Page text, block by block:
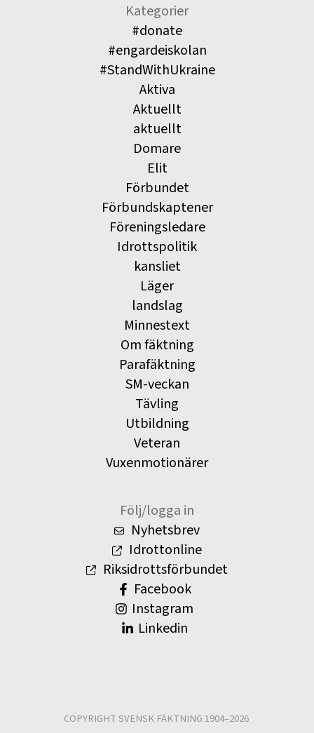
Kategorier
#donate
#engardeiskolan
#StandWithUkraine
Aktiva
Aktuellt
aktuellt
Domare
Elit
Förbundet
Förbundskaptener
Föreningsledare
Idrottspolitik
kansliet
Läger
landslag
Minnestext
Om fäktning
Parafäktning
SM-veckan
Tävling
Utbildning
Veteran
Vuxenmotionärer
Följ/logga in
Nyhetsbrev
Idrottonline
Riksidrottsförbundet
Facebook
Instagram
Linkedin
COPYRIGHT SVENSK FÄKTNING 1904–2026